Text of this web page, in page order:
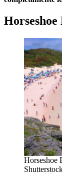
Horseshoe
Horseshoe